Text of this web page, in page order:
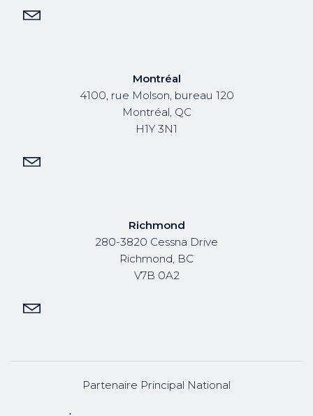
Montréal
4100, rue Molson, bureau 120
Montréal, QC
H1Y 3N1
Richmond
280-3820 Cessna Drive
Richmond, BC
V7B 0A2
Partenaire Principal National